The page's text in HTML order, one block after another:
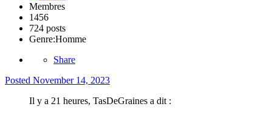
Membres
1456
724 posts
Genre:Homme
Share
Posted November 14, 2023
Il y a 21 heures, TasDeGraines a dit :